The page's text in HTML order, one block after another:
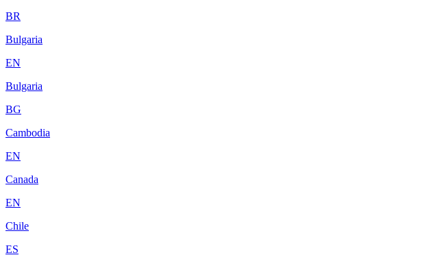
BR
Bulgaria
EN
Bulgaria
BG
Cambodia
EN
Canada
EN
Chile
ES